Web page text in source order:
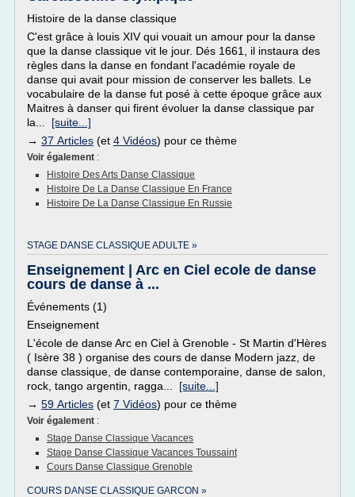
Histoire de la danse classique
C'est grâce à louis XIV qui vouait un amour pour la danse
que la danse classique vit le jour. Dés 1661, il instaura des
règles dans la danse en fondant l'académie royale de
danse qui avait pour mission de conserver les ballets. Le
vocabulaire de la danse fut posé à cette époque grâce aux
Maitres à danser qui firent évoluer la danse classique par
la... [suite...]
→ 37 Articles (et 4 Vidéos) pour ce thème
Voir également :
Histoire Des Arts Danse Classique
Histoire De La Danse Classique En France
Histoire De La Danse Classique En Russie
STAGE DANSE CLASSIQUE ADULTE »
Enseignement | Arc en Ciel ecole de danse
cours de danse à ...
Événements (1)
Enseignement
L'école de danse Arc en Ciel à Grenoble - St Martin d'Hères
( Isère 38 ) organise des cours de danse Modern jazz, de
danse classique, de danse contemporaine, danse de salon,
rock, tango argentin, ragga... [suite...]
→ 59 Articles (et 7 Vidéos) pour ce thème
Voir également :
Stage Danse Classique Vacances
Stage Danse Classique Vacances Toussaint
Cours Danse Classique Grenoble
COURS DANSE CLASSIQUE GARCON »